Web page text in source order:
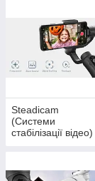
Steadicam
(Системи
стабілізації відео)